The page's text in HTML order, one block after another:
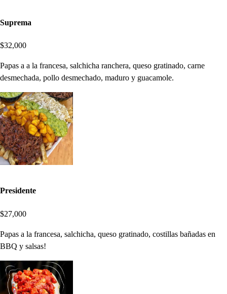
Suprema
$32,000
Papas a a la francesa, salchicha ranchera, queso gratinado, carne
desmechada, pollo desmechado, maduro y guacamole.
Presidente
$27,000
Papas a la francesa, salchicha, queso gratinado, costillas bañadas en
BBQ y salsas!